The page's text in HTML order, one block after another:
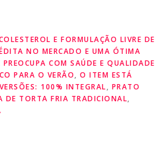
E FORMULAÇÃO LIVRE DE
NO MERCADO E UMA ÓTIMA
COM SAÚDE E QUALIDADE
PARA O VERÃO, O ITEM ESTÁ
100% INTEGRAL, PRATO
DE TORTA FRIA TRADICIONAL,